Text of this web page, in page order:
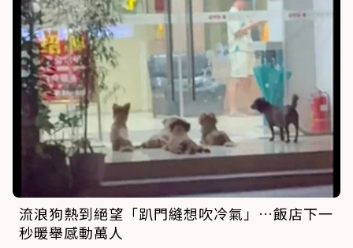
流浪狗熱到絕望「趴門縫想吹冷氣」…飯店下一
秒暖舉感動萬人